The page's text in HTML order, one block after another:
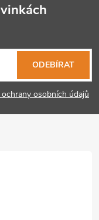
osobních údajů
ODEBÍRAT